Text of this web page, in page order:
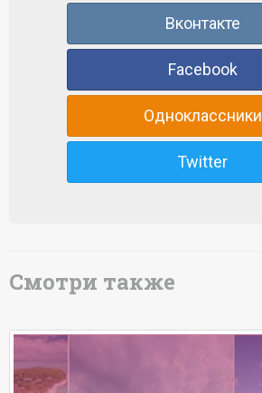
Вконтакте
Facebook
Одноклассники
Twitter
Смотри также